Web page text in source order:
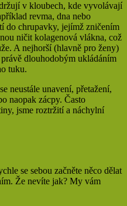
v kloubech, kde vyvolávají
revma, dna nebo
do chrupavky, jejímž zničením
ničit kolagenová vlákna, což
A nejhorší (hlavně pro ženy)
dlouhodobým ukládáním
tuku.
neustále unavení, přetažení,
naopak zácpy. Často
jsme roztržití a náchylní
se sebou začněte něco dělat
Že nevíte jak? My vám